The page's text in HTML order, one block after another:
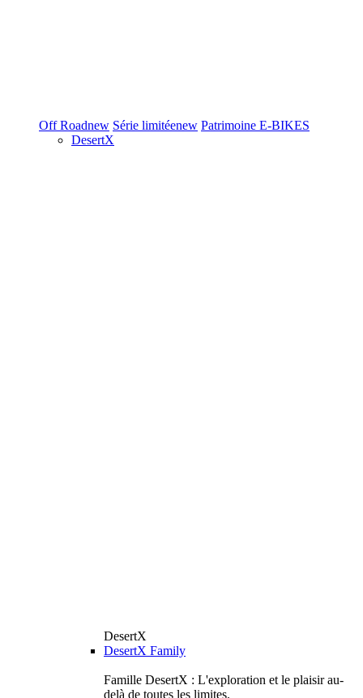
Off Roadnew Série limitéenew Patrimoine E-BIKES
DesertX
DesertX
DesertX Family
Famille DesertX : L'exploration et le plaisir au-
delà de toutes les limites.